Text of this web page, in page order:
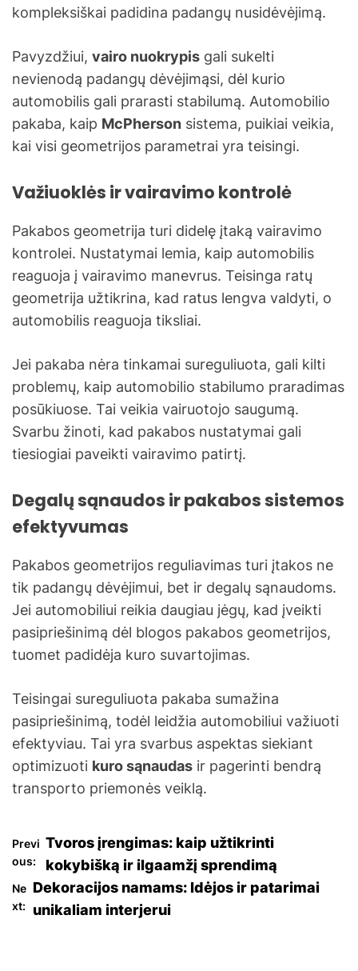
kompleksiškai padidina padangų nusidėvėjimą.
Pavyzdžiui, vairo nuokrypis gali sukelti
nevienodą padangų dėvėjimąsi, dėl kurio
automobilis gali prarasti stabilumą. Automobilio
pakaba, kaip McPherson sistema, puikiai veikia,
kai visi geometrijos parametrai yra teisingi.
Važiuoklės ir vairavimo kontrolė
Pakabos geometrija turi didelę įtaką vairavimo
kontrolei. Nustatymai lemia, kaip automobilis
reaguoja į vairavimo manevrus. Teisinga ratų
geometrija užtikrina, kad ratus lengva valdyti, o
automobilis reaguoja tiksliai.
Jei pakaba nėra tinkamai sureguliuota, gali kilti
problemų, kaip automobilio stabilumo praradimas
posūkiuose. Tai veikia vairuotojo saugumą.
Svarbu žinoti, kad pakabos nustatymai gali
tiesiogiai paveikti vairavimo patirtį.
Degalų sąnaudos ir pakabos sistemos
efektyvumas
Pakabos geometrijos reguliavimas turi įtakos ne
tik padangų dėvėjimui, bet ir degalų sąnaudoms.
Jei automobiliui reikia daugiau jėgų, kad įveikti
pasipriešinimą dėl blogos pakabos geometrijos,
tuomet padidėja kuro suvartojimas.
Teisingai sureguliuota pakaba sumažina
pasipriešinimą, todėl leidžia automobiliui važiuoti
efektyviau. Tai yra svarbus aspektas siekiant
optimizuoti kuro sąnaudas ir pagerinti bendrą
transporto priemonės veiklą.
N
a
v
Previ
ous:
Tvoros įrengimas: kaip užtikrinti
kokybišką ir ilgaamžį sprendimą
Ne
xt:
Dekoracijos namams: Idėjos ir patarimai
unikaliam interjerui